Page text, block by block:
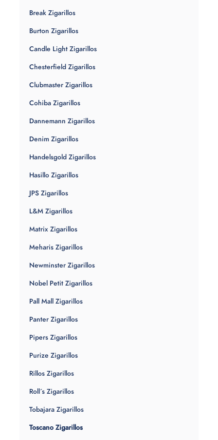
Break Zigarillos
Burton Zigarillos
Candle Light Zigarillos
Chesterfield Zigarillos
Clubmaster Zigarillos
Cohiba Zigarillos
Dannemann Zigarillos
Denim Zigarillos
Handelsgold Zigarillos
Hasillo Zigarillos
JPS Zigarillos
L&M Zigarillos
Matrix Zigarillos
Meharis Zigarillos
Newminster Zigarillos
Nobel Petit Zigarillos
Pall Mall Zigarillos
Panter Zigarillos
Pipers Zigarillos
Purize Zigarillos
Rillos Zigarillos
Roll´s Zigarillos
Tobajara Zigarillos
Toscano Zigarillos